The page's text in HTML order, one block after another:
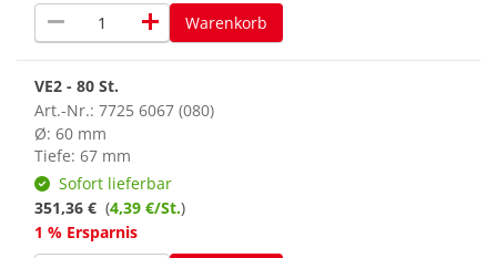
remove add Warenkorb
VE2 - 80 St.
Art.-Nr.: 7725 6067 (080)
Ø: 60 mm
Tiefe: 67 mm
Sofort lieferbar
351,36 € (4,39 €/St.)
1 % Ersparnis